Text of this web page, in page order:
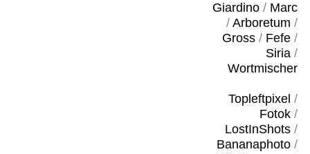
Giardino/ Marc
/ Arboretum /
Gross/ Fefe/
Siria/
Wortmischer
Topleftpixel /
Fotok/
LostInShots/
Bananaphoto/